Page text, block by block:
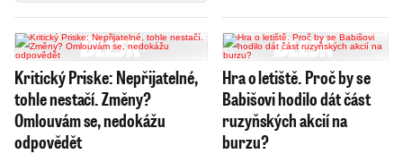
Kritický Priske: Nepřijatelné,
tohle nestačí. Změny?
Omlouvám se, nedokážu
odpovědět
Hra o letiště. Proč by se
Babišovi hodilo dát část
ruzyňských akcií na
burzu?